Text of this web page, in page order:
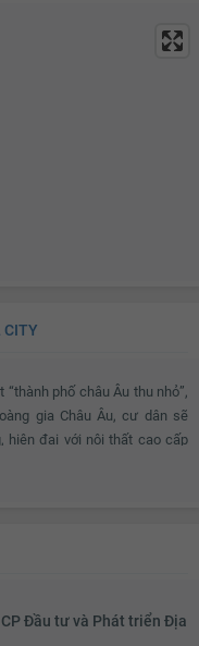
CITY
phố châu Âu thu nhỏ”,
gia Châu Âu, cư dân sẽ
hiện đại với nội thất cao cấp
Đầu tư và Phát triển Địa